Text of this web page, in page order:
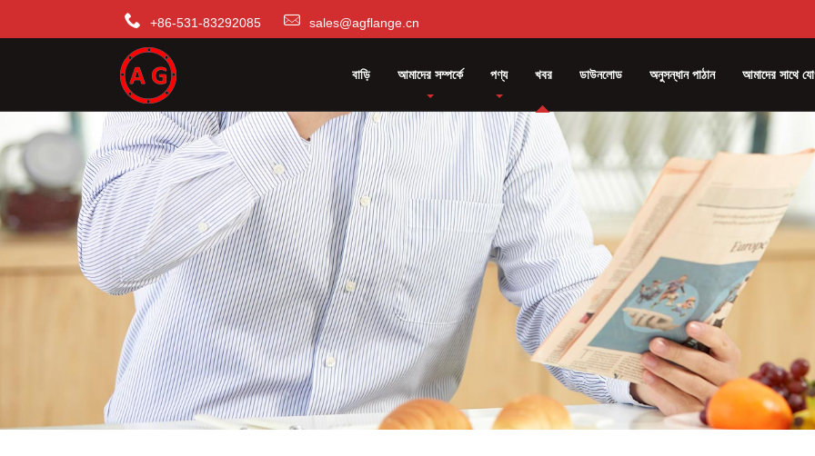
+86-531-83292085 sales@agflange.cn
বাড়ি আমাদের সম্পর্কে পণ্য খবর ডাউনলোড অনুসন্ধান পাঠান আমাদের সাথে